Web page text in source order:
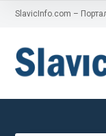
SlavicInfo.com –